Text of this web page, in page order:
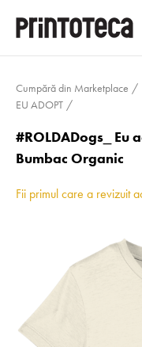
Cumpără din Marketplace
EU ADOPT
#ROLDADogs_ Eu
Bumbac Organic
Fii primul care a revizuit